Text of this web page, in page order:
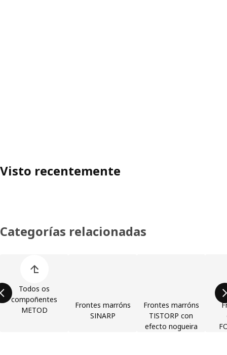
Visto recentemente
Categorías relacionadas
Todos os
compoñentes
METOD
Frontes marróns
SINARP
Frontes marróns
TISTORP con
efecto nogueira